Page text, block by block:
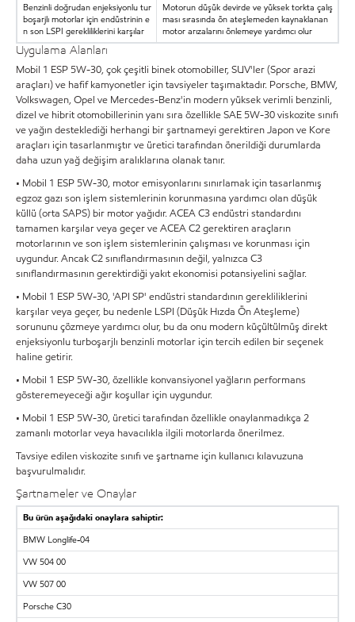
Benzinli doğrudan enjeksiyonlu tur
boşarjlı motorlar için endüstrinin e
n son LSPI gerekliliklerini karşılar
Motorun düşük devirde ve yüksek torkta çalış
ması sırasında ön ateşlemeden kaynaklanan
motor arızalarını önlemeye yardımcı olur
Uygulama Alanları
Mobil 1 ESP 5W-30, çok çeşitli binek otomobiller, SUV'ler (Spor arazi
araçları) ve hafif kamyonetler için tavsiyeler taşımaktadır. Porsche, BMW,
Volkswagen, Opel ve Mercedes-Benz'in modern yüksek verimli benzinli,
dizel ve hibrit otomobillerinin yanı sıra özellikle SAE 5W-30 viskozite sınıfı
ve yağın desteklediği herhangi bir şartnameyi gerektiren Japon ve Kore
araçları için tasarlanmıştır ve üretici tarafından önerildiği durumlarda
daha uzun yağ değişim aralıklarına olanak tanır.
• Mobil 1 ESP 5W-30, motor emisyonlarını sınırlamak için tasarlanmış
egzoz gazı son işlem sistemlerinin korunmasına yardımcı olan düşük
küllü (orta SAPS) bir motor yağıdır. ACEA C3 endüstri standardını
tamamen karşılar veya geçer ve ACEA C2 gerektiren araçların
motorlarının ve son işlem sistemlerinin çalışması ve korunması için
uygundur. Ancak C2 sınıflandırmasının değil, yalnızca C3
sınıflandırmasının gerektirdiği yakıt ekonomisi potansiyelini sağlar.
• Mobil 1 ESP 5W-30, 'API SP' endüstri standardının gerekliliklerini
karşılar veya geçer, bu nedenle LSPI (Düşük Hızda Ön Ateşleme)
sorununu çözmeye yardımcı olur, bu da onu modern küçültülmüş direkt
enjeksiyonlu turboşarjlı benzinli motorlar için tercih edilen bir seçenek
haline getirir.
• Mobil 1 ESP 5W-30, özellikle konvansiyonel yağların performans
gösteremeyeceği ağır koşullar için uygundur.
• Mobil 1 ESP 5W-30, üretici tarafından özellikle onaylanmadıkça 2
zamanlı motorlar veya havacılıkla ilgili motorlarda önerilmez.
Tavsiye edilen viskozite sınıfı ve şartname için kullanıcı kılavuzuna
başvurulmalıdır.
Şartnameler ve Onaylar
Bu ürün aşağıdaki onaylara sahiptir:
BMW Longlife-04
VW 504 00
VW 507 00
Porsche C30